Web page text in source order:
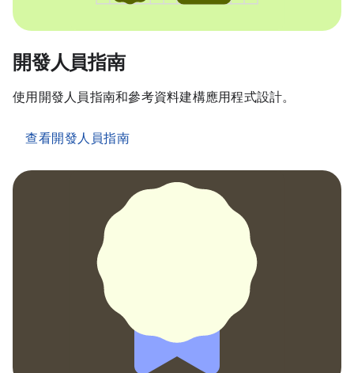
開發人員指南
使用開發人員指南和參考資料建構應用程式設計。
查看開發人員指南